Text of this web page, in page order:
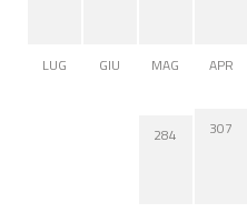
LUG GIU MAG APR
284 307